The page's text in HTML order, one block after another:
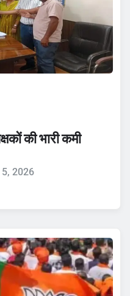
की भारी कमी
2026